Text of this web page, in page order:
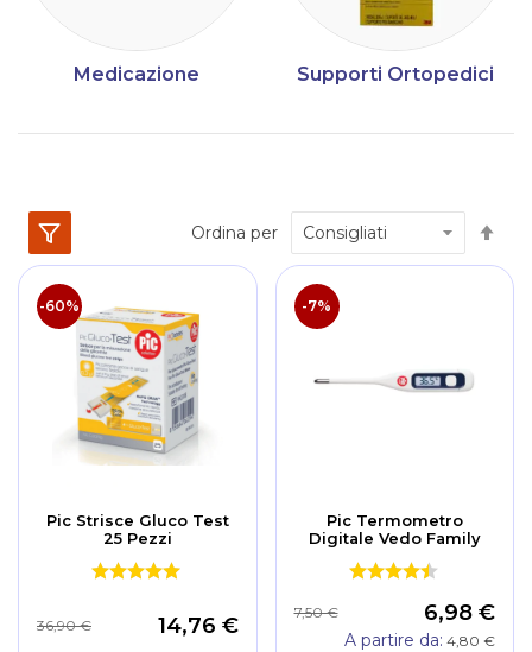
Medicazione Supporti Ortopedici
Ordina per
-60%
Pic Strisce Gluco Test
25 Pezzi
14,76 €
36,90 €
-7%
Pic Termometro
Digitale Vedo Family
6,98 €
7,50 €
A partire da 4,80 €